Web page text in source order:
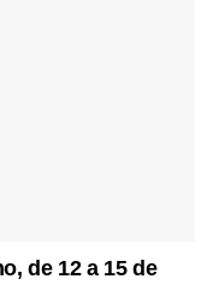
de 12 a 15 de